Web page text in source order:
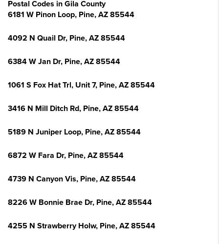
Postal Codes in Gila County
6181 W Pinon Loop, Pine, AZ 85544
4092 N Quail Dr, Pine, AZ 85544
6384 W Jan Dr, Pine, AZ 85544
1061 S Fox Hat Trl, Unit 7, Pine, AZ 85544
3416 N Mill Ditch Rd, Pine, AZ 85544
5189 N Juniper Loop, Pine, AZ 85544
6872 W Fara Dr, Pine, AZ 85544
4739 N Canyon Vis, Pine, AZ 85544
8226 W Bonnie Brae Dr, Pine, AZ 85544
4255 N Strawberry Holw, Pine, AZ 85544